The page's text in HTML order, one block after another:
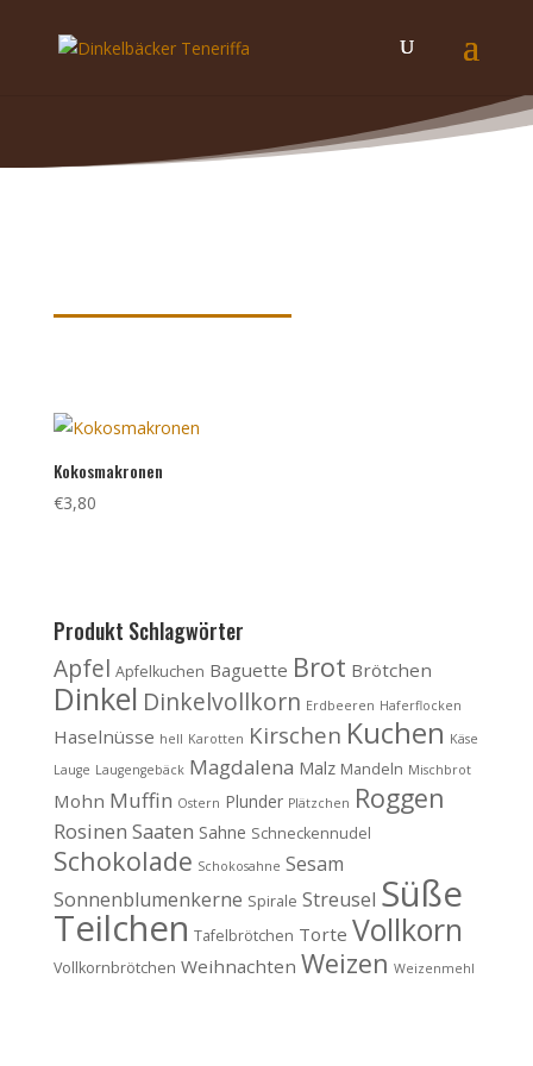
Kokosmakronen
€3,80
Produkt Schlagwörter
Apfel Apfelkuchen Baguette Brot Brötchen
Dinkel Dinkelvollkorn Erdbeeren Haferflocken
Haselnüsse hell Karotten Kirschen Kuchen Käse
Lauge Laugengebäck Magdalena Malz Mandeln Mischbrot
Mohn Muffin Ostern Plunder Plätzchen Roggen
Rosinen Saaten Sahne Schneckennudel
Schokolade Schokosahne Sesam
Sonnenblumenkerne Spirale Streusel Süße
Teilchen Tafelbrötchen Torte Vollkorn
Vollkornbrötchen Weihnachten Weizen Weizenmehl